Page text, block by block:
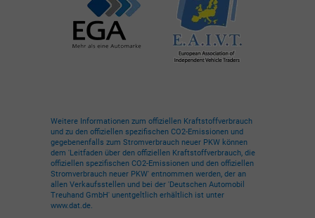
Weitere Informationen zum offiziellen Kraftstoffverbrauch
und zu den offiziellen spezifischen CO2-Emissionen und
gegebenenfalls zum Stromverbrauch neuer PKW können
dem 'Leitfaden über den offiziellen Kraftstoffverbrauch, die
offiziellen spezifischen CO2-Emissionen und den offiziellen
Stromverbrauch neuer PKW' entnommen werden, der an
allen Verkaufsstellen und bei der 'Deutschen Automobil
Treuhand GmbH' unentgeltlich erhältlich ist unter
www.dat.de.